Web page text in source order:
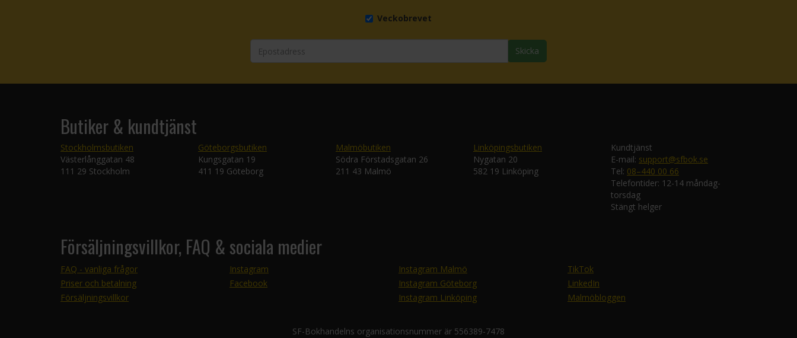
Veckobrevet
Skicka
Butiker & kundtjänst
Stockholmsbutiken
Västerlånggatan 48
111 29 Stockholm
Göteborgsbutiken
Kungsgatan 19
411 19 Göteborg
Malmöbutiken
Södra Förstadsgatan 26
211 43 Malmö
Linköpingsbutiken
Nygatan 20
582 19 Linköping
Kundtjänst
E-mail: support@sfbok.se
Tel: 08–440 00 66
Telefontider: 12-14 måndag-
torsdag
Stängt helger
Försäljningsvillkor, FAQ & sociala medier
FAQ - vanliga frågor
Priser och betalning
Försäljningsvillkor
Instagram
Facebook
Instagram Malmö
Instagram Göteborg
Instagram Linköping
TikTok
LinkedIn
Malmöbloggen
SF-Bokhandelns organisationsnummer är 556389-7478